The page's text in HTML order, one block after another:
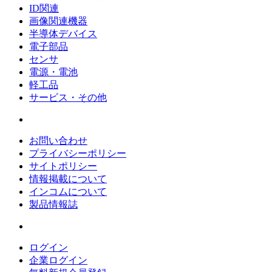
ID関連
画像関連機器
半導体デバイス
電子部品
センサ
電源・電池
軽工品
サービス・その他
お問い合わせ
プライバシーポリシー
サイトポリシー
情報掲載について
インコムについて
製品情報誌
ログイン
企業ログイン